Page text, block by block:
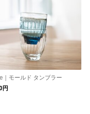
｜モールド タンブラー
円